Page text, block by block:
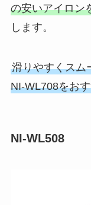
の安いアイロン
します。
滑りやすくスム
NI-WL708をお
NI-WL508